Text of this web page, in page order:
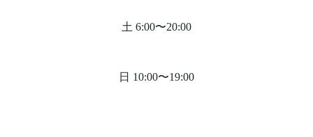
土 6:00〜20:00
日 10:00〜19:00